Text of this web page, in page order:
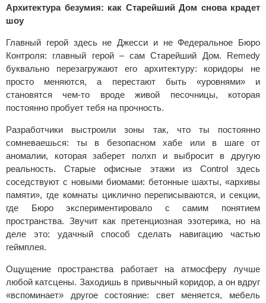
Архитектура безумия: как Старейший Дом снова крадет
шоу
Главный герой здесь не Джесси и не Федеральное Бюро
Контроля: главный герой – сам Старейший Дом. Remedy
буквально перезагружают его архитектуру: коридоры не
просто меняются, а перестают быть «уровнями» и
становятся чем-то вроде живой песочницы, которая
постоянно пробует тебя на прочность.
Разработчики выстроили зоны так, что ты постоянно
сомневаешься: ты в безопасном хабе или в шаге от
аномалии, которая заберет полхп и выбросит в другую
реальность. Старые офисные этажи из Control здесь
соседствуют с новыми биомами: бетонные шахты, «архивы
памяти», где комнаты циклично переписываются, и секции,
где Бюро экспериментировало с самим понятием
пространства. Звучит как претенциозная эзотерика, но на
деле это: удачный способ сделать навигацию частью
геймплея.
Ощущение пространства работает на атмосферу лучше
любой катсцены. Заходишь в привычный коридор, а он вдруг
«вспоминает» другое состояние: свет меняется, мебель